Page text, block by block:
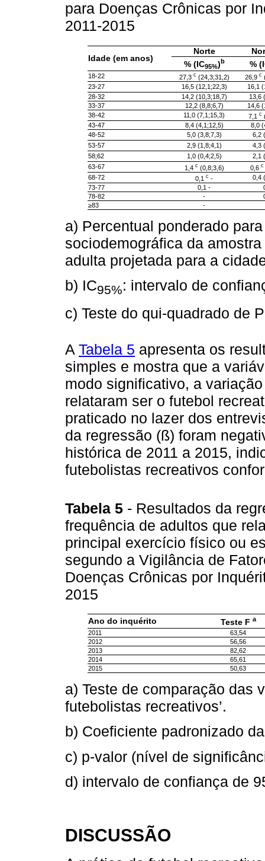
para Doenças Crônicas por
2011-2015
Idade (em anos)
Norte
% (IC95%)b %
18-22 27,3 c (24,3;31,2) 26,9 c
23-27
16,5 (12,1;22,3)
16,1
28-32
14,2 (10,3;18,7)
13,6
33-37
12,2 (8,8;6,7)
14,6
38-42
11,0 (7,1;15,3) 7,1 c
43-47
8,4 (4,1;12,5)
8,0
48-52
5,0 (3,8;7,3)
6,2
53-57
2,9 (1,8;4,1)
4,3
58;62
1,0 (0,4;2,5)
2,1
63-67
1,4 c (0,8;3,6) 0,6 c
68-72
0,1 c -
0,4
73-77
0,1 -
78-82
-
≥83
-
a) Percentual ponderado
sociodemográfica da
adulta projetada para a
b) IC95%: intervalo de
c) Teste do qui-quadrado de
A Tabela 5 apresenta os
simples e mostra que a
modo significativo, a
relataram ser o futebol
praticado no lazer dos
da regressão (ß) foram
histórica de 2011 a 2015,
futebolistas recreativos
Tabela 5 - Resultados da
frequência de adultos que
principal exercício físico ou
segundo a Vigilância de
Doenças Crônicas por
2015
Ano do inquérito Teste F a
2011
63,54
2012
56,56
2013
82,62
2014
65,61
2015
50,63
a) Teste de comparação das
futebolistas recreativos’.
b) Coeficiente padronizado
c) p-valor (nível de
d) intervalo de confiança de
DISCUSSÃO